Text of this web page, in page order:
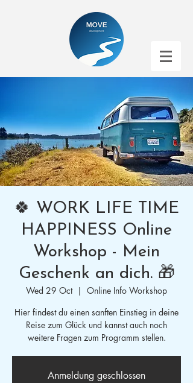
🍀 WORK LIFE TIME
HAPPINESS Online
Workshop - Mein
Geschenk an dich. 🎁
Wed 29 Oct
  |
Online Info Workshop
Hier findest du einen sanften Einstieg in deine
Reise zum Glück und kannst auch noch
weitere Fragen zum Programm stellen.
Anmeldung geschlossen